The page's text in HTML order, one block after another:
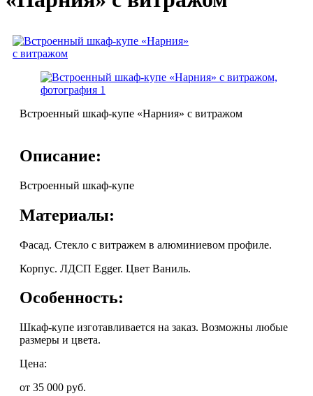
Встроенный шкаф-купе «Нарния» с витражом
Описание:
Встроенный шкаф-купе
Материалы:
Фасад. Стекло с витражем в алюминиевом профиле.
Корпус. ЛДСП Egger. Цвет Ваниль.
Особенность:
Шкаф-купе изготавливается на заказ. Возможны любые
размеры и цвета.
Цена:
от 35 000 руб.